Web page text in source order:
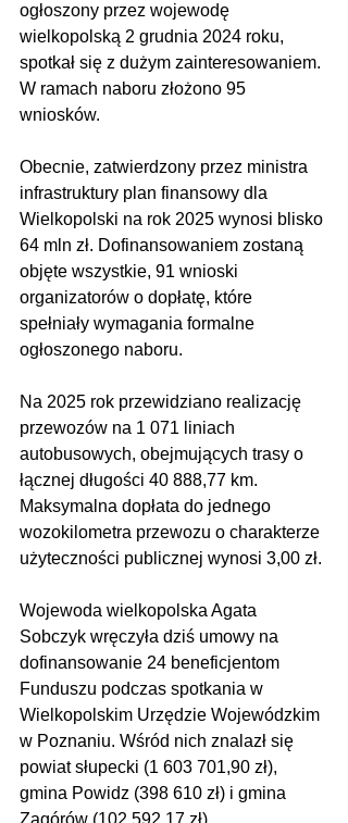
ogłoszony przez wojewodę
wielkopolską 2 grudnia 2024 roku,
spotkał się z dużym zainteresowaniem.
W ramach naboru złożono 95
wniosków.
Obecnie, zatwierdzony przez ministra
infrastruktury plan finansowy dla
Wielkopolski na rok 2025 wynosi blisko
64 mln zł. Dofinansowaniem zostaną
objęte wszystkie, 91 wnioski
organizatorów o dopłatę, które
spełniały wymagania formalne
ogłoszonego naboru.
Na 2025 rok przewidziano realizację
przewozów na 1 071 liniach
autobusowych, obejmujących trasy o
łącznej długości 40 888,77 km.
Maksymalna dopłata do jednego
wozokilometra przewozu o charakterze
użyteczności publicznej wynosi 3,00 zł.
Wojewoda wielkopolska Agata
Sobczyk wręczyła dziś umowy na
dofinansowanie 24 beneficjentom
Funduszu podczas spotkania w
Wielkopolskim Urzędzie Wojewódzkim
w Poznaniu. Wśród nich znalazł się
powiat słupecki (1 603 701,90 zł),
gmina Powidz (398 610 zł) i gmina
Zagórów (102 592,17 zł).